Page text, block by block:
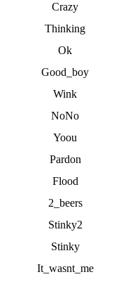
Crazy
Thinking
Ok
Good_boy
Wink
NoNo
Yoou
Pardon
Flood
2_beers
Stinky2
Stinky
It_wasnt_me